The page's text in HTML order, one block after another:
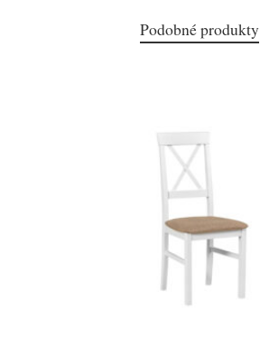
Podobné produkty